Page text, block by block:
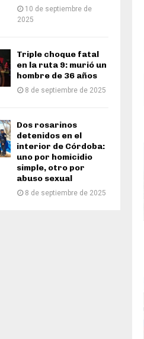
10 de septiembre de
2025
Triple choque fatal
en la ruta 9: murió un
hombre de 36 años
8 de septiembre de 2025
Dos rosarinos
detenidos en el
interior de Córdoba:
uno por homicidio
simple, otro por
abuso sexual
8 de septiembre de 2025